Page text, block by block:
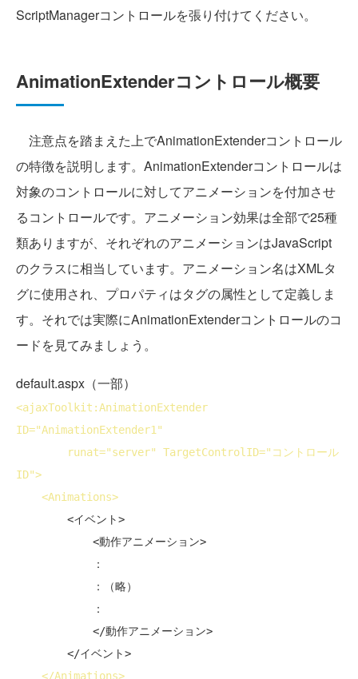
ScriptManagerコントロールを張り付けてください。
AnimationExtenderコントロール概要
注意点を踏まえた上でAnimationExtenderコントロール
の特徴を説明します。AnimationExtenderコントロールは
対象のコントロールに対してアニメーションを付加させ
るコントロールです。アニメーション効果は全部で25種
類ありますが、それぞれのアニメーションはJavaScript
のクラスに相当しています。アニメーション名はXMLタ
グに使用され、プロパティはタグの属性として定義しま
す。それでは実際にAnimationExtenderコントロールのコ
ードを見てみましょう。
default.aspx（一部）
<ajaxToolkit:AnimationExtender
ID="AnimationExtender1"
runat="server" TargetControlID="コントロール
ID">
<Animations>
</Animations>